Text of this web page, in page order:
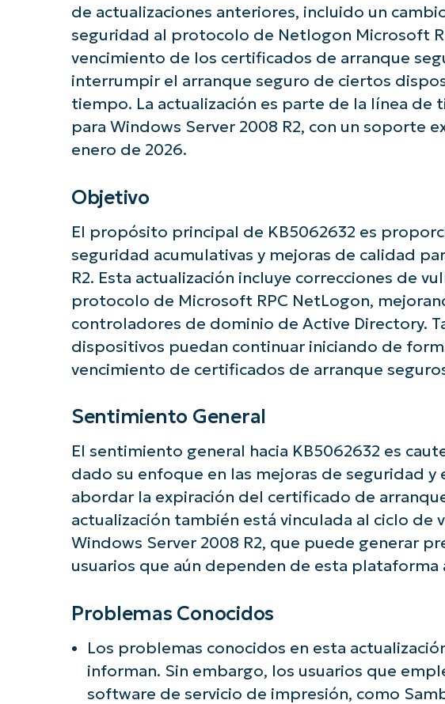
de actualizaciones anteriores, incluido un
seguridad al protocolo de Netlogon Microsoft
vencimiento de los certificados de arranque
interrumpir el arranque seguro de ciertos
tiempo. La actualización es parte de la línea de
para Windows Server 2008 R2, con un soporte
enero de 2026.
Objetivo
El propósito principal de KB5062632 es
seguridad acumulativas y mejoras de calidad
R2. Esta actualización incluye correcciones de
protocolo de Microsoft RPC NetLogon,
controladores de dominio de Active Directory.
dispositivos puedan continuar iniciando de
vencimiento de certificados de arranque
Sentimiento General
El sentimiento general hacia KB5062632 es
dado su enfoque en las mejoras de seguridad
abordar la expiración del certificado de
actualización también está vinculada al ciclo de
Windows Server 2008 R2, que puede generar
usuarios que aún dependen de esta plataforma
Problemas Conocidos
Los problemas conocidos en esta
informan. Sin embargo, los usuarios que
software de servicio de impresión, como
¡Empiece con los